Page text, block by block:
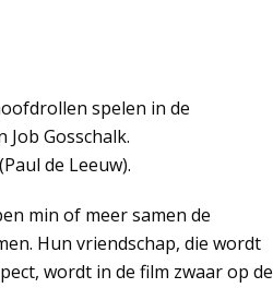
spelen in de
Gosschalk.
de Leeuw).
min of meer samen de
Hun vriendschap, die wordt
wordt in de film zwaar op de